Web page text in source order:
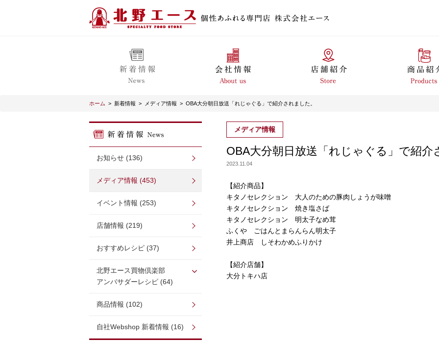
ホーム > 新着情報 > メディア情報 > OBA大分朝日放送「れじゃぐる」で紹介されました。
お知らせ (136)
メディア情報 (453)
イベント情報 (253)
店舗情報 (219)
おすすめレシピ (37)
北野エース買物倶楽部
アンバサダーレシピ (64)
商品情報 (102)
自社Webshop 新着情報 (16)
メディア情報
OBA大分朝日放送「れじゃぐる」で紹介
2023.11.04
【紹介商品】
キタノセレクション 大人のための豚肉しょうが味噌
キタノセレクション 焼き塩さば
キタノセレクション 明太子なめ茸
ふくや ごはんとまらんらん明太子
井上商店 しそわかめふりかけ
【紹介店舗】
大分トキハ店